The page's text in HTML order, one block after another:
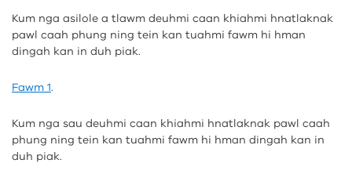
Kum nga asilole a tlawm deuhmi caan khiahmi hnatlaknak
pawl caah phung ning tein kan tuahmi fawm hi hman
dingah kan in duh piak.
Fawm 1.
Kum nga sau deuhmi caan khiahmi hnatlaknak pawl caah
phung ning tein kan tuahmi fawm hi hman dingah kan in
duh piak.